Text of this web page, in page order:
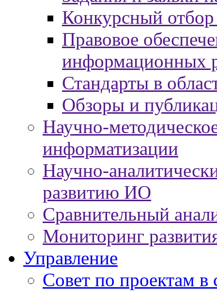
Конкурсный
Правовое
информационных
Стандарты в
Обзоры и
Научно-
информатизации
Научно-
развитию ИО
Сравнительный
Мониторинг
Управление
Совет по проектам в